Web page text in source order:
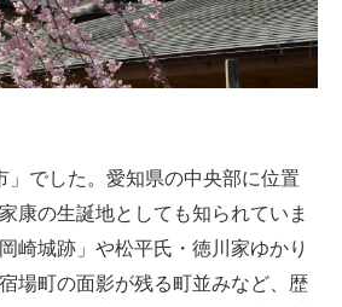
でした。愛知県の中央部に位置
康の生誕地としても知られていま
崎城跡」や松平氏・徳川家ゆかり
場町の面影が残る町並みなど、歴